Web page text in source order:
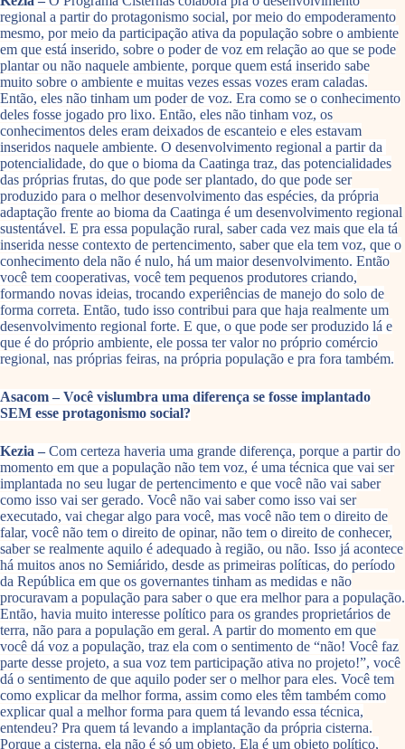
regional a partir do protagonismo social, por meio do empoderamento
mesmo, por meio da participação ativa da população sobre o ambiente
em que está inserido, sobre o poder de voz em relação ao que se pode
plantar ou não naquele ambiente, porque quem está inserido sabe
muito sobre o ambiente e muitas vezes essas vozes eram caladas.
Então, eles não tinham um poder de voz. Era como se o conhecimento
deles fosse jogado pro lixo. Então, eles não tinham voz, os
conhecimentos deles eram deixados de escanteio e eles estavam
inseridos naquele ambiente. O desenvolvimento regional a partir da
potencialidade, do que o bioma da Caatinga traz, das potencialidades
das próprias frutas, do que pode ser plantado, do que pode ser
produzido para o melhor desenvolvimento das espécies, da própria
adaptação frente ao bioma da Caatinga é um desenvolvimento regional
sustentável. E pra essa população rural, saber cada vez mais que ela tá
inserida nesse contexto de pertencimento, saber que ela tem voz, que o
conhecimento dela não é nulo, há um maior desenvolvimento. Então
você tem cooperativas, você tem pequenos produtores criando,
formando novas ideias, trocando experiências de manejo do solo de
forma correta. Então, tudo isso contribui para que haja realmente um
desenvolvimento regional forte. E que, o que pode ser produzido lá e
que é do próprio ambiente, ele possa ter valor no próprio comércio
regional, nas próprias feiras, na própria população e pra fora também.
Asacom – Você vislumbra uma diferença se fosse implantado
SEM esse protagonismo social?
Kezia – Com certeza haveria uma grande diferença, porque a partir do
momento em que a população não tem voz, é uma técnica que vai ser
implantada no seu lugar de pertencimento e que você não vai saber
como isso vai ser gerado. Você não vai saber como isso vai ser
executado, vai chegar algo para você, mas você não tem o direito de
falar, você não tem o direito de opinar, não tem o direito de conhecer,
saber se realmente aquilo é adequado à região, ou não. Isso já acontece
há muitos anos no Semiárido, desde as primeiras políticas, do período
da República em que os governantes tinham as medidas e não
procuravam a população para saber o que era melhor para a população.
Então, havia muito interesse político para os grandes proprietários de
terra, não para a população em geral. A partir do momento em que
você dá voz a população, traz ela com o sentimento de “não! Você faz
parte desse projeto, a sua voz tem participação ativa no projeto!”, você
dá o sentimento de que aquilo poder ser o melhor para eles. Você tem
como explicar da melhor forma, assim como eles têm também como
explicar qual a melhor forma para quem tá levando essa técnica,
entendeu? Pra quem tá levando a implantação da própria cisterna.
Porque a cisterna, ela não é só um objeto. Ela é um objeto político,